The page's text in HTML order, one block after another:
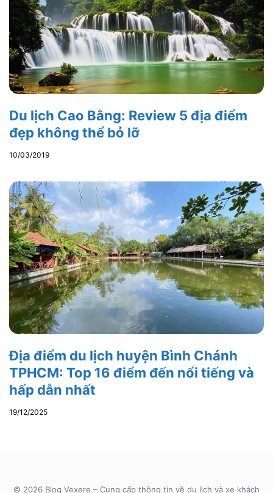
Du lịch Cao Bằng: Review 5 địa điểm
đẹp không thể bỏ lỡ
10/03/2019
Địa điểm du lịch huyện Bình Chánh
TPHCM: Top 16 điểm đến nổi tiếng và
hấp dẫn nhất
19/12/2025
© 2026 Blog Vexere – Cung cấp thông tin về du lịch và xe khách